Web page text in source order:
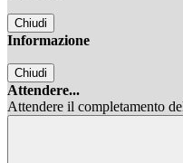
Chiudi
Informazione
Chiudi
Attendere...
Attendere il completamento